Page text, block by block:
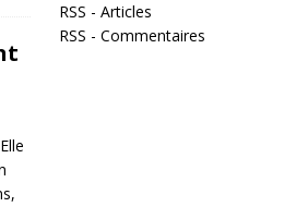
RSS - Articles
RSS - Commentaires